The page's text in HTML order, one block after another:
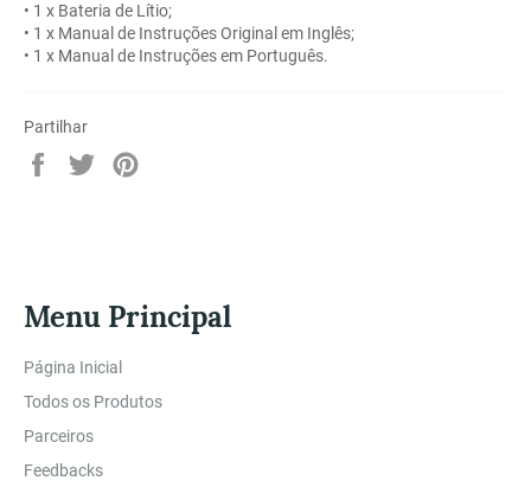
• 1 x Bateria de Lítio;
• 1 x Manual de Instruções Original em Inglês;
• 1 x Manual de Instruções em Português.
Partilhar
Partilhe Twittar
Menu Principal
Página Inicial
Todos os Produtos
Parceiros
Feedbacks